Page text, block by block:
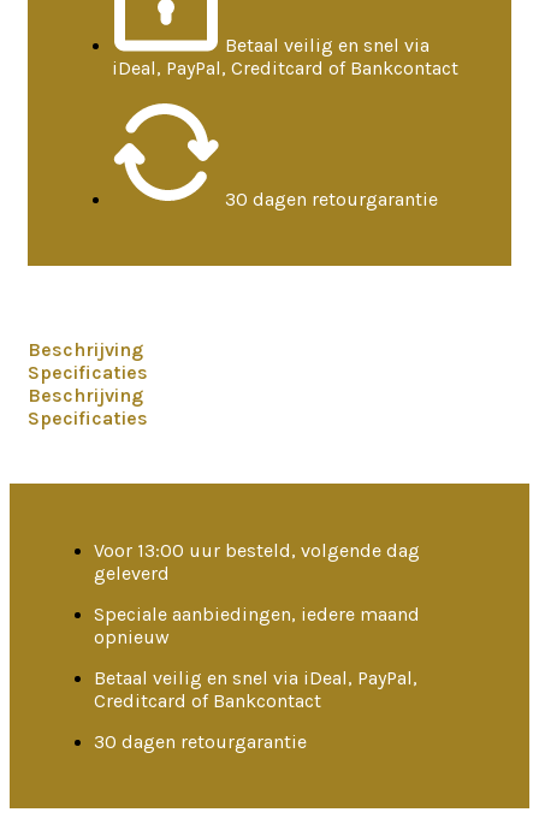
Betaal veilig en snel via
iDeal, PayPal, Creditcard of Bankcontact
30 dagen retourgarantie
Beschrijving
Specificaties
Beschrijving
Specificaties
Voor 13:00 uur besteld, volgende dag
geleverd
Speciale aanbiedingen, iedere maand
opnieuw
Betaal veilig en snel via iDeal, PayPal,
Creditcard of Bankcontact
30 dagen retourgarantie